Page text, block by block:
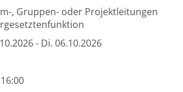
, Gruppen- oder Projektleitungen
- Di. 06.10.2026